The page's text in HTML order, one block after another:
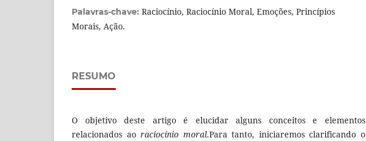
Palavras-chave: Raciocínio, Raciocínio Moral, Emoções, Princípios
Morais, Ação.
RESUMO
O objetivo deste artigo é elucidar alguns conceitos e elementos
relacionados aoraciocínio moral.Para tanto, iniciaremos clarificando o